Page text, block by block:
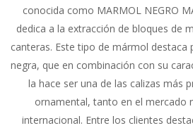
conocida como MARMOL NEGRO
dedica a la extracción de bloques de
canteras. Este tipo de mármol destaca
negra, que en combinación con su
la hace ser una de las calizas más
ornamental, tanto en el mercado
internacional. Entre los clientes